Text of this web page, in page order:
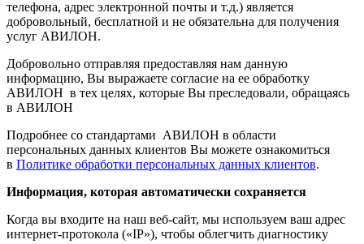
телефона, адрес электронной почты и т.д.) является
добровольный, бесплатной и не обязательна для получения
услуг АВИЛОН.
Добровольно отправляя предоставляя нам данную
информацию, Вы выражаете согласие на ее обработку
АВИЛОН в тех целях, которые Вы преследовали, обращаясь
в АВИЛОН
Подробнее со стандартами АВИЛОН в области
персональных данных клиентов Вы можете ознакомиться
в Политике обработки персональных данных клиентов.
Информация, которая автоматически сохраняется
Когда вы входите на наш веб-сайт, мы используем ваш адрес
интернет-протокола («IP»), чтобы облегчить диагностику